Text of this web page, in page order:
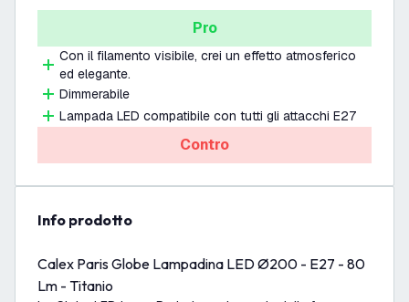
Pro
Con il filamento visibile, crei un effetto atmosferico
ed elegante.
Dimmerabile
Lampada LED compatibile con tutti gli attacchi E27
Contro
info prodotto
Calex Paris Globe Lampadina LED Ø200 - E27 - 80
Lm - Titanio